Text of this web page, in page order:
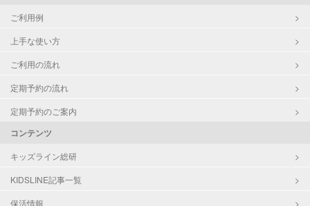
ご利用例
上手な使い方
ご利用の流れ
定期予約の流れ
定期予約のご案内
コンテンツ
キッズライン総研
KIDSLINE記事一覧
保活情報